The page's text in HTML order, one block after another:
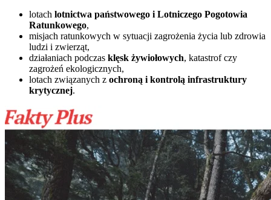
lotach lotnictwa państwowego i Lotniczego Pogotowia
Ratunkowego,
misjach ratunkowych w sytuacji zagrożenia życia lub zdrowia
ludzi i zwierząt,
działaniach podczas klęsk żywiołowych, katastrof czy
zagrożeń ekologicznych,
lotach związanych z ochroną i kontrolą infrastruktury
krytycznej.